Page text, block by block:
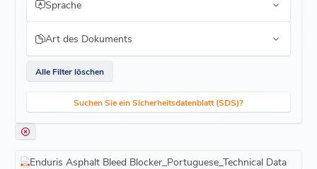
Sprache
Art des Dokuments
Alle Filter löschen
Suchen Sie ein Sicherheitsdatenblatt (SDS)?
Enduris Asphalt Bleed Blocker_Portuguese_Technical Data